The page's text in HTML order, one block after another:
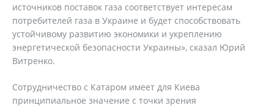
источников поставок газа соответствует интересам
потребителей газа в Украине и будет способствовать
устойчивому развитию экономики и укреплению
энергетической безопасности Украины», сказал Юрий
Витренко.
Сотрудничество с Катаром имеет для Киева
принципиальное значение с точки зрения